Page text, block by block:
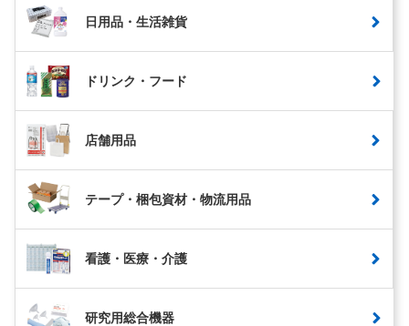
日用品・生活雑貨
ドリンク・フード
店舗用品
テープ・梱包資材・物流用品
看護・医療・介護
研究用総合機器